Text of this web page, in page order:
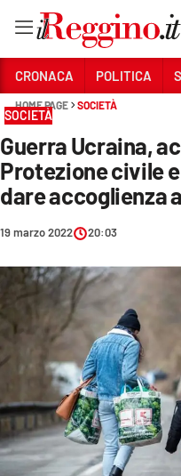
Sezioni
CRONACA
SANITÀ
AMBIENTE
SOCIETÀ
CULTURA
ECONOMIA E LAVORO
EVENTI
SPORT
CRONACA POLITICA
HOME PAGE SOCIETÀ
SOCIETÀ
Guerra Ucraina,
Protezione civile
dare accoglienza
19 marzo 2022 20:03